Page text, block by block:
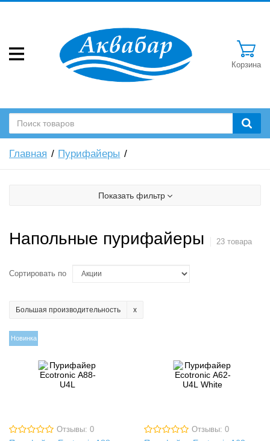
Корзина
Главная Пурифайеры
Показать фильтр
Напольные пурифайеры 23 товара
Сортировать по
Большая производительность
Новинка
Отзывы: 0 Отзывы: 0